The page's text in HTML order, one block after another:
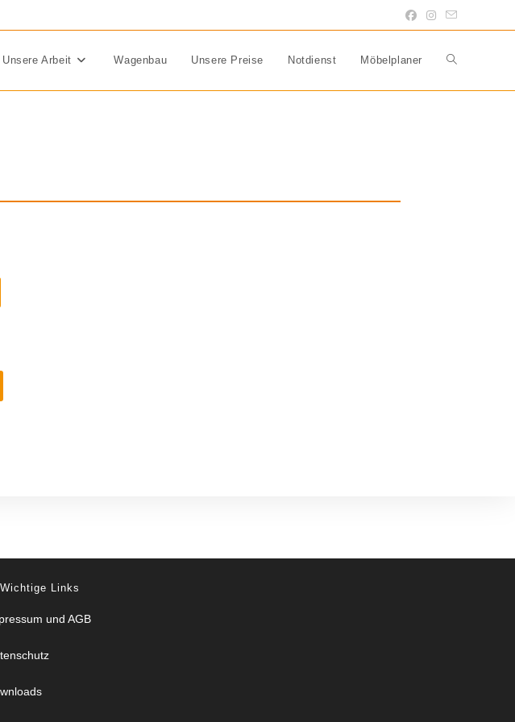
Unsere Arbeit Wagenbau Unsere Preise Notdienst Möbelplaner
Wichtige Links
und AGB